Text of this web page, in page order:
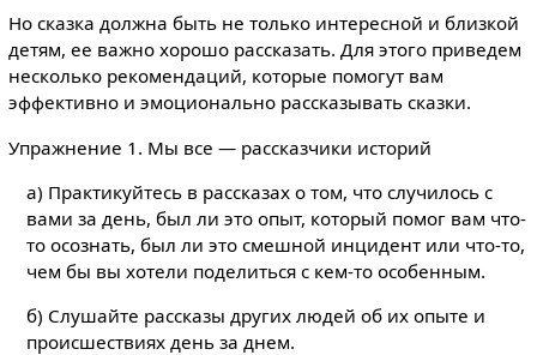
Но сказка должна быть не только интересной и близкой
детям, ее важно хорошо рассказать. Для этого приведем
несколько рекомендаций, которые помогут вам
эффективно и эмоционально рассказывать сказки.
Упражнение 1. Мы все — рассказчики историй
а) Практикуйтесь в рассказах о том, что случилось с
вами за день, был ли это опыт, который помог вам что-
то осознать, был ли это смешной инцидент или что-то,
чем бы вы хотели поделиться с кем-то особенным.
б) Слушайте рассказы других людей об их опыте и
происшествиях день за днем.